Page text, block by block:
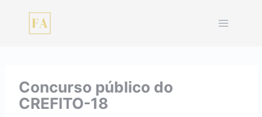
Concurso público do
CREFITO-18